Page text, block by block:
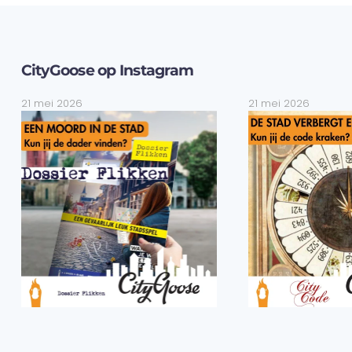
CityGoose op Instagram
21 mei 2026 21 mei 2026